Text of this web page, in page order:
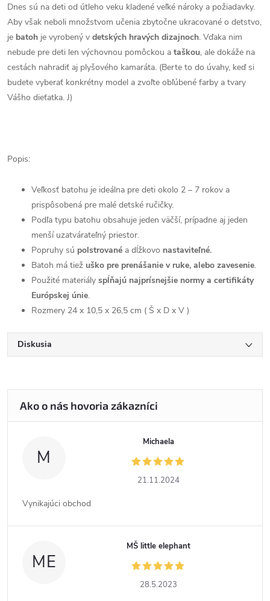
Dnes sú na deti od útleho veku kladené veľké nároky a požiadavky.
Aby však neboli množstvom učenia zbytočne ukracované o detstvo,
je batoh je vyrobený v detských hravých dizajnoch. Vďaka nim
nebude pre deti len výchovnou pomôckou a taškou, ale dokáže na
cestách nahradiť aj plyšového kamaráta. (Berte to do úvahy, keď si
budete vyberať konkrétny model a zvoľte obľúbené farby a tvary
Vášho dieťatka. J)
Popis:
Veľkosť batohu je ideálna pre deti okolo 2 – 7 rokov a
prispôsobená pre malé detské ručičky.
Podľa typu batohu obsahuje jeden väčší, prípadne aj jeden
menší uzatvárateľný priestor.
Popruhy sú polstrované a dĺžkovo nastaviteľné.
Batoh má tiež uško pre prenášanie v ruke, alebo zavesenie.
Použité materiály spĺňajú najprísnejšie normy a certifikáty
Európskej únie.
Rozmery 24 x 10,5 x 26,5 cm ( Š x D x V )
Diskusia
M
Michaela
21.11.2024
Vynikajúci obchod
ME
MŠ little elephant
28.5.2023